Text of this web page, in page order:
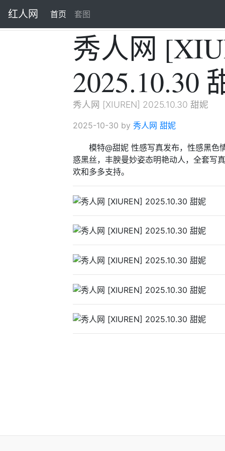
红人网 首页 (current)
套图
秀人网
2025.10.30
秀人网 [XIUREN] 2025.10.30 甜妮
2025-10-30 by 秀人网 甜妮
模特@甜妮 性感写真发布，性感黑色
惑黑丝，丰腴曼妙姿态明艳动人，全套写
欢和多多支持。